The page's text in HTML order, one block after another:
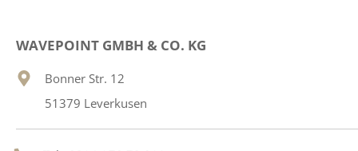
WAVEPOINT GMBH & CO. KG
Bonner Str. 12
51379 Leverkusen